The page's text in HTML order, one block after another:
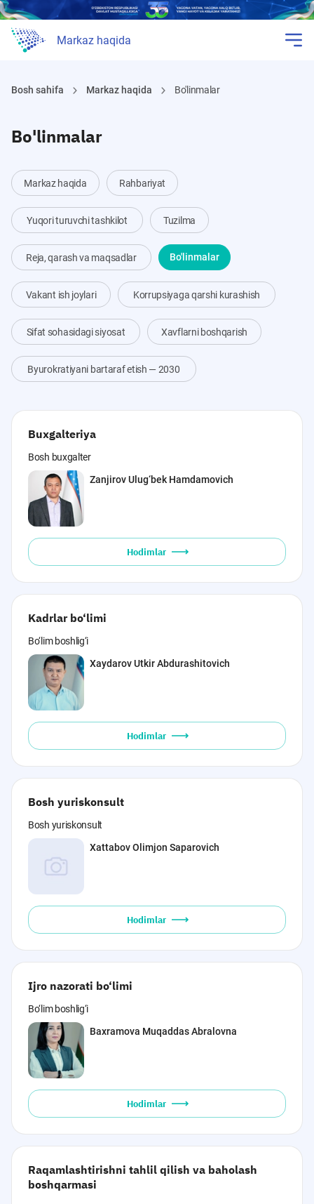
Markaz haqida
Bosh sahifa Markaz haqida Bo'linmalar
Bo'linmalar
Markaz haqida Rahbariyat
Yuqori turuvchi tashkilot Tuzilma
Reja, qarash va maqsadlar Bo'linmalar
Vakant ish joylari Korrupsiyaga qarshi kurashish
Sifat sohasidagi siyosat Xavflarni boshqarish
Byurokratiyani bartaraf etish — 2030
Buxgalteriya
Bosh buxgalter
Zanjirov Ulug‘bek Hamdamovich
Hodimlar
Kadrlar bo‘limi
Bo‘lim boshlig‘i
Xaydarov Utkir Abdurashitovich
Hodimlar
Bosh yuriskonsult
Bosh yuriskonsult
Xattabov Olimjon Saparovich
Hodimlar
Ijro nazorati bo‘limi
Bo‘lim boshlig‘i
Baxramova Muqaddas Abralovna
Hodimlar
Raqamlashtirishni tahlil qilish va baholash
boshqarmasi